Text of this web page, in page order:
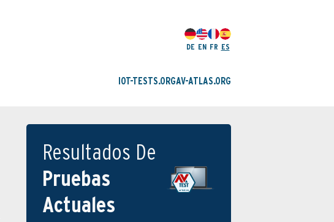
DE EN FR ES
IOT-TESTS.ORGAV-ATLAS.ORG
Resultados De
Pruebas
Actuales